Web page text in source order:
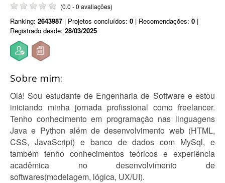
(0.0 - 0 avaliações)
Ranking: 2643987 | Projetos concluídos: 0 | Recomendações: 0 |
Registrado desde: 28/03/2025
Sobre mim:
Olá! Sou estudante de Engenharia de Software e estou
iniciando minha jornada profissional como freelancer.
Tenho conhecimento em programação nas linguagens
Java e Python além de desenvolvimento web (HTML,
CSS, JavaScript) e banco de dados com MySql, e
também tenho conhecimentos teóricos e experiência
acadêmica no desenvolvimento de
softwares(modelagem, lógica, UX/UI).